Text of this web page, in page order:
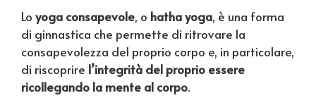
Lo yoga consapevole, o hatha yoga, è una forma
di ginnastica che permette di ritrovare la
consapevolezza del proprio corpo e, in particolare,
di riscoprire l’integrità del proprio essere
ricollegando la mente al corpo.